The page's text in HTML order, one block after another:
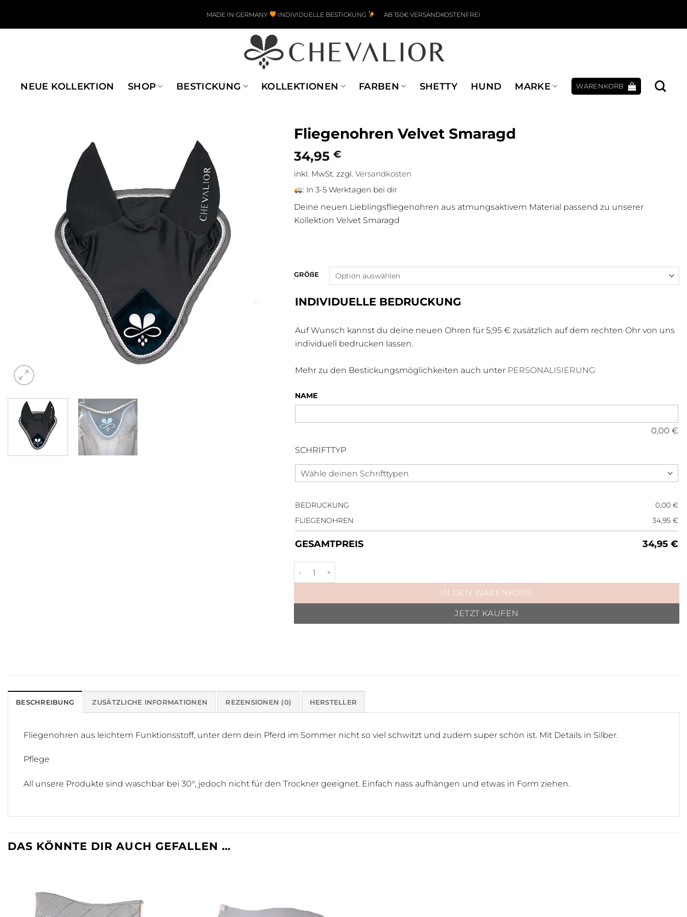
MADE IN GERMANY INDIVIDUELLE BESTICKUNG AB 150€ VERSANDKOSTENFREI
NEUE KOLLEKTION SHOP BESTICKUNG KOLLEKTIONEN FARBEN SHETTY HUND MARKE WARENKORB
Fliegenohren Velvet Smaragd
34,95 €
inkl. MwSt. zzgl. Versandkosten
: In 3-5 Werktagen bei dir
Deine neuen Lieblingsfliegenohren aus atmungsaktivem Material passend zu unserer
Kollektion Velvet Smaragd
GRÖßE
INDIVIDUELLE BEDRUCKUNG
Auf Wunsch kannst du deine neuen Ohren für 5,95 € zusätzlich auf dem rechten Ohr von uns
individuell bedrucken lassen.
Mehr zu den Bestickungsmöglichkeiten auch unter PERSONALISIERUNG
NAME
0,00 €
SCHRIFTTYP
BEDRUCKUNG 0,00 €
FLIEGENOHREN
34,95 €
GESAMTPREIS 34,95 €
IN DEN WARENKORB
JETZT KAUFEN
BESCHREIBUNG ZUSÄTZLICHE INFORMATIONEN REZENSIONEN (0) HERSTELLER
Fliegenohren aus leichtem Funktionsstoff, unter dem dein Pferd im Sommer nicht so viel schwitzt und zudem super schön ist. Mit Details in Silber.
Pflege
All unsere Produkte sind waschbar bei 30°, jedoch nicht für den Trockner geeignet. Einfach nass aufhängen und etwas in Form ziehen.
DAS KÖNNTE DIR AUCH GEFALLEN …